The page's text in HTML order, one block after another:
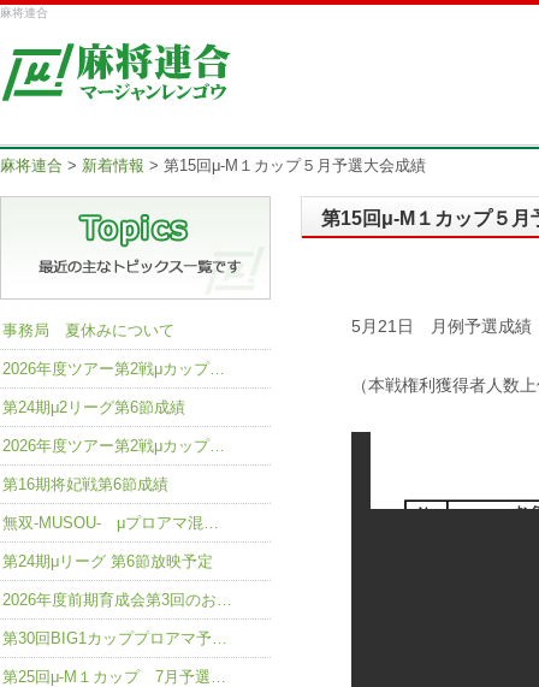
麻将連合
麻将連合 > 新着情報 > 第15回μ-M１カップ５月予選大会成績
第15回μ-M１カップ５月
5月21日 月例予選成績
（本戦権利獲得者人数
事務局 夏休みについて
2026年度ツアー第2戦μカップ…
第24期μ2リーグ第6節成績
2026年度ツアー第2戦μカップ…
第16期将妃戦第6節成績
無双-MUSOU- μプロアマ混…
第24期μリーグ 第6節放映予定
2026年度前期育成会第3回のお…
第30回BIG1カッププロアマ予…
第25回μ-M１カップ 7月予選…